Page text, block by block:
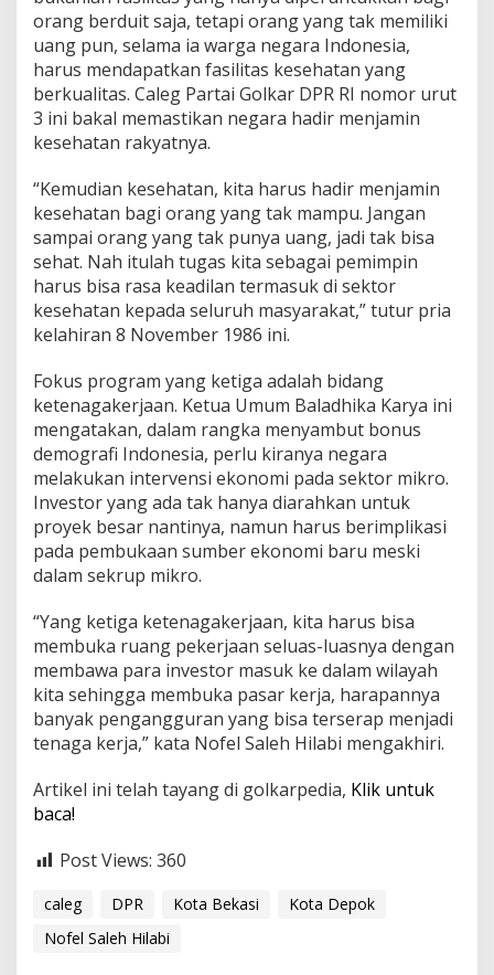
orang berduit saja, tetapi orang yang tak memiliki
uang pun, selama ia warga negara Indonesia,
harus mendapatkan fasilitas kesehatan yang
berkualitas. Caleg Partai Golkar DPR RI nomor urut
3 ini bakal memastikan negara hadir menjamin
kesehatan rakyatnya.
“Kemudian kesehatan, kita harus hadir menjamin
kesehatan bagi orang yang tak mampu. Jangan
sampai orang yang tak punya uang, jadi tak bisa
sehat. Nah itulah tugas kita sebagai pemimpin
harus bisa rasa keadilan termasuk di sektor
kesehatan kepada seluruh masyarakat,” tutur pria
kelahiran 8 November 1986 ini.
Fokus program yang ketiga adalah bidang
ketenagakerjaan. Ketua Umum Baladhika Karya ini
mengatakan, dalam rangka menyambut bonus
demografi Indonesia, perlu kiranya negara
melakukan intervensi ekonomi pada sektor mikro.
Investor yang ada tak hanya diarahkan untuk
proyek besar nantinya, namun harus berimplikasi
pada pembukaan sumber ekonomi baru meski
dalam sekrup mikro.
“Yang ketiga ketenagakerjaan, kita harus bisa
membuka ruang pekerjaan seluas-luasnya dengan
membawa para investor masuk ke dalam wilayah
kita sehingga membuka pasar kerja, harapannya
banyak pengangguran yang bisa terserap menjadi
tenaga kerja,” kata Nofel Saleh Hilabi mengakhiri.
Artikel ini telah tayang di golkarpedia, Klik untuk
baca!
Post Views: 360
caleg DPR Kota Bekasi
Kota Depok
Nofel Saleh Hilabi